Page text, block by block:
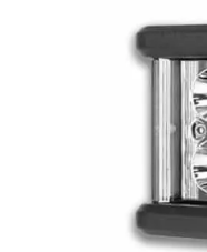
LED
LED
LED flitsers